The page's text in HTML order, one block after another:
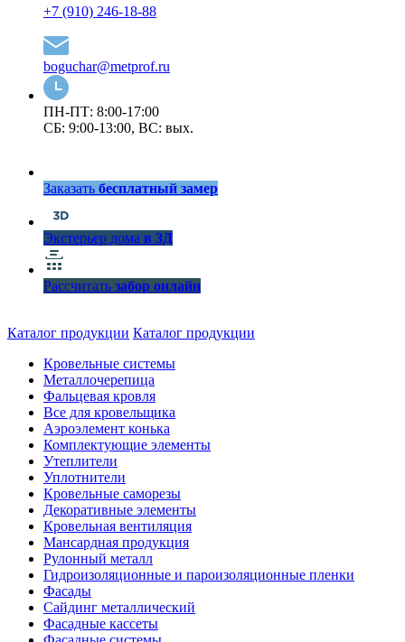
+7 (910) 246-18-88
boguchar@metprof.ru
ПН-ПТ: 8:00-17:00
СБ: 9:00-13:00, ВС: вых.
Заказать бесплатный замер
Экстерьер дома в 3Д
Рассчитать забор онлайн
Каталог продукции Каталог продукции
Кровельные системы
Металлочерепица
Фальцевая кровля
Все для кровельщика
Аэроэлемент конька
Комплектующие элементы
Утеплители
Уплотнители
Кровельные саморезы
Декоративные элементы
Кровельная вентиляция
Мансардная продукция
Рулонный металл
Гидроизоляционные и пароизоляционные пленки
Фасады
Сайдинг металлический
Фасадные кассеты